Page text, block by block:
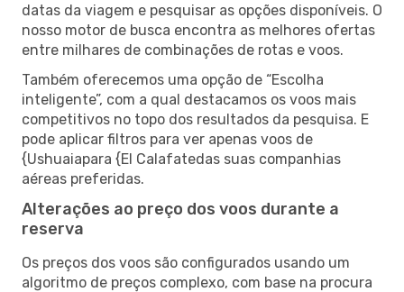
datas da viagem e pesquisar as opções disponíveis. O
nosso motor de busca encontra as melhores ofertas
entre milhares de combinações de rotas e voos.
Também oferecemos uma opção de “Escolha
inteligente”, com a qual destacamos os voos mais
competitivos no topo dos resultados da pesquisa. E
pode aplicar filtros para ver apenas voos de
{Ushuaiapara {El Calafatedas suas companhias
aéreas preferidas.
Alterações ao preço dos voos durante a
reserva
Os preços dos voos são configurados usando um
algoritmo de preços complexo, com base na procura